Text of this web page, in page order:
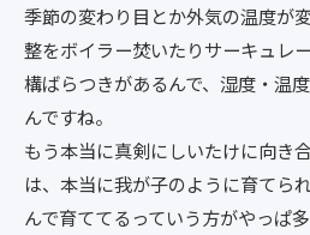
季節の変わり目とか外気の温度が
整をボイラー焚いたりサーキュレ
構ばらつきがあるんで、湿度・温
んですね。
もう本当に真剣にしいたけに向き
は、本当に我が子のように育てら
んで育ててるっていう方がやっぱ多